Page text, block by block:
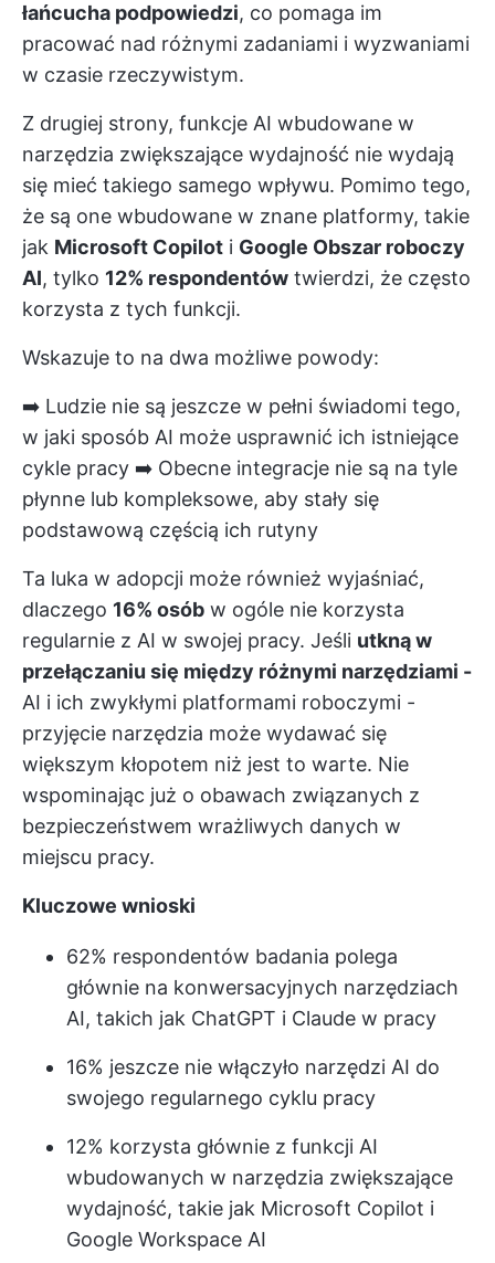
łańcucha podpowiedzi, co pomaga im
pracować nad różnymi zadaniami i wyzwaniami
w czasie rzeczywistym.
Z drugiej strony, funkcje AI wbudowane w
narzędzia zwiększające wydajność nie wydają
się mieć takiego samego wpływu. Pomimo tego,
że są one wbudowane w znane platformy, takie
jak Microsoft Copilot i Google Obszar roboczy
AI, tylko 12% respondentów twierdzi, że często
korzysta z tych funkcji.
Wskazuje to na dwa możliwe powody:
➡️ Ludzie nie są jeszcze w pełni świadomi tego,
w jaki sposób AI może usprawnić ich istniejące
cykle pracy ➡️ Obecne integracje nie są na tyle
płynne lub kompleksowe, aby stały się
podstawową częścią ich rutyny
Ta luka w adopcji może również wyjaśniać,
dlaczego 16% osób w ogóle nie korzysta
regularnie z AI w swojej pracy. Jeśli utkną w
przełączaniu się między różnymi narzędziami -
AI i ich zwykłymi platformami roboczymi -
przyjęcie narzędzia może wydawać się
większym kłopotem niż jest to warte. Nie
wspominając już o obawach związanych z
bezpieczeństwem wrażliwych danych w
miejscu pracy.
Kluczowe wnioski
62% respondentów badania polega
głównie na konwersacyjnych narzędziach
AI, takich jak ChatGPT i Claude w pracy
16% jeszcze nie włączyło narzędzi AI do
swojego regularnego cyklu pracy
12% korzysta głównie z funkcji AI
wbudowanych w narzędzia zwiększające
wydajność, takie jak Microsoft Copilot i
Google Workspace AI